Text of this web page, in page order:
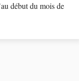
début du mois de